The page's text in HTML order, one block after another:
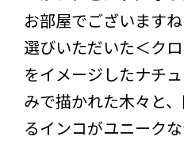
お部屋でございます
選びいただいた＜ク
をイメージしたナチ
みで描かれた木々と
るインコがユニーク